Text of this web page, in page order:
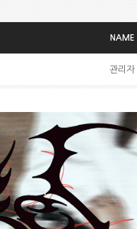
NAME
관리자